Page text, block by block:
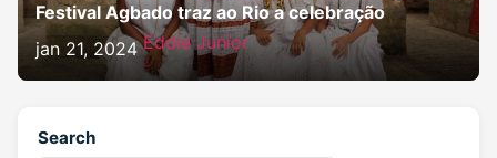
Festival Agbado traz ao Rio a celebração
jan 21, 2024 Eddie Junior
Search